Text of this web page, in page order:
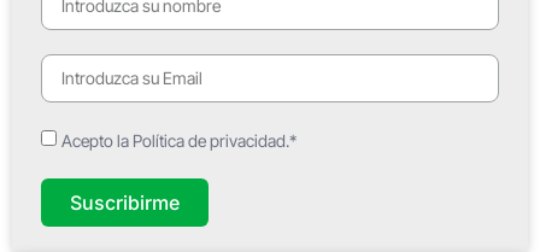
Acepto la Política de privacidad.*
Suscribirme